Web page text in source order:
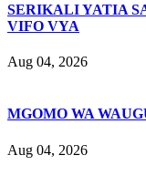
SERIKALI YATIA
VIFO VYA
Aug 04, 2026
MGOMO WA
Aug 04, 2026